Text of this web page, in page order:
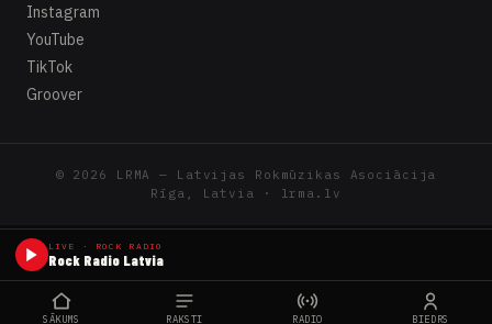
Instagram
YouTube
TikTok
Groover
© 2026 LRMA — Latvijas Rokmūzikas Asociācija
Rīga, Latvia · lrma.lv
LIVE · ROCK RADIO
Rock Radio Latvia
SĀKUMS RAKSTI RADIO BIEDRS